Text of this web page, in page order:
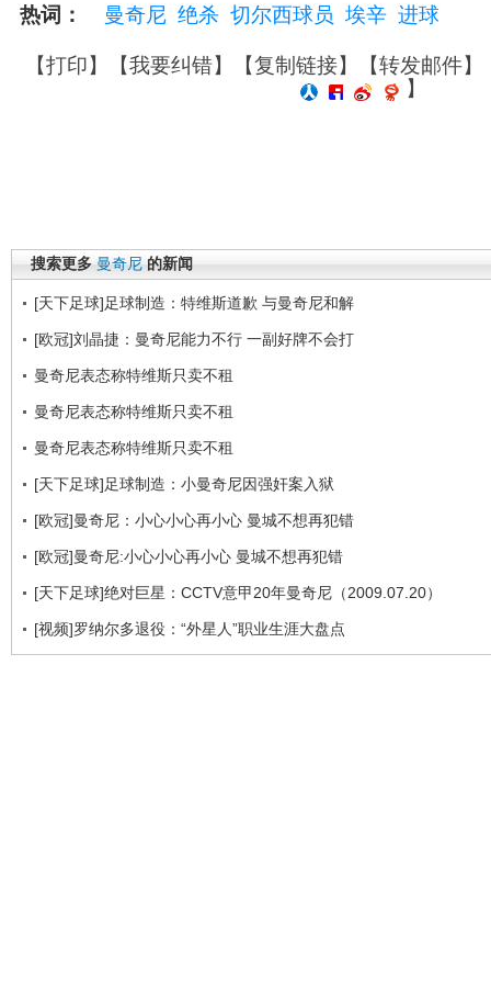
热词： 曼奇尼 绝杀 切尔西球员 埃辛 进球
【打印】【我要纠错】【复制链接】【转发邮件】
】
搜索更多 曼奇尼 的新闻
[天下足球]足球制造：特维斯道歉 与曼奇尼和解
[欧冠]刘晶捷：曼奇尼能力不行 一副好牌不会打
曼奇尼表态称特维斯只卖不租
曼奇尼表态称特维斯只卖不租
曼奇尼表态称特维斯只卖不租
[天下足球]足球制造：小曼奇尼因强奸案入狱
[欧冠]曼奇尼：小心小心再小心 曼城不想再犯错
[欧冠]曼奇尼:小心小心再小心 曼城不想再犯错
[天下足球]绝对巨星：CCTV意甲20年曼奇尼（2009.07.20）
[视频]罗纳尔多退役：“外星人”职业生涯大盘点